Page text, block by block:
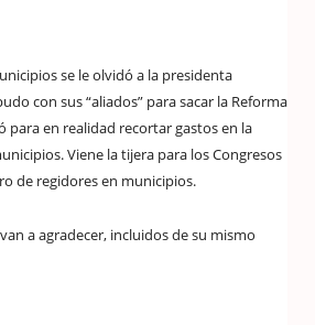
se le olvidó a la presidenta
con sus “aliados” para sacar la Reforma
para en realidad recortar gastos en la
Viene la tijera para los Congresos
de regidores en municipios.
a agradecer, incluidos de su mismo